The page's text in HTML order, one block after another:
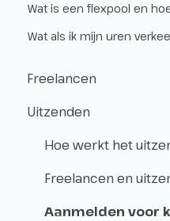
Wat is een flexpool en
Wat als ik mijn uren
Freelancen
Starten als freelancer
Kvk & btw-id
Verzekeringen
Belastingen
Uitzenden
Hoe werkt het
Freelancen en
Aanmelden voor